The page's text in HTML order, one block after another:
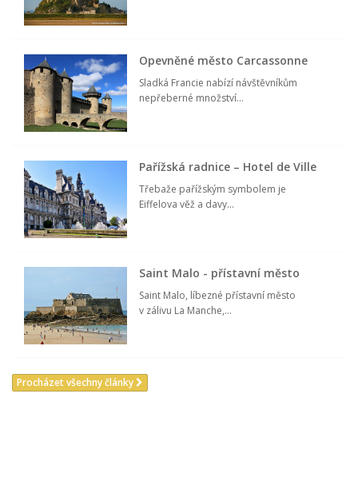
Opevněné město Carcassonne
Sladká Francie nabízí návštěvníkům
nepřeberné množství...
Pařížská radnice – Hotel de Ville
Třebaže pařížským symbolem je
Eiffelova věž a davy...
Saint Malo - přístavní město
Saint Malo, líbezné přístavní město
v zálivu La Manche,...
Procházet všechny články